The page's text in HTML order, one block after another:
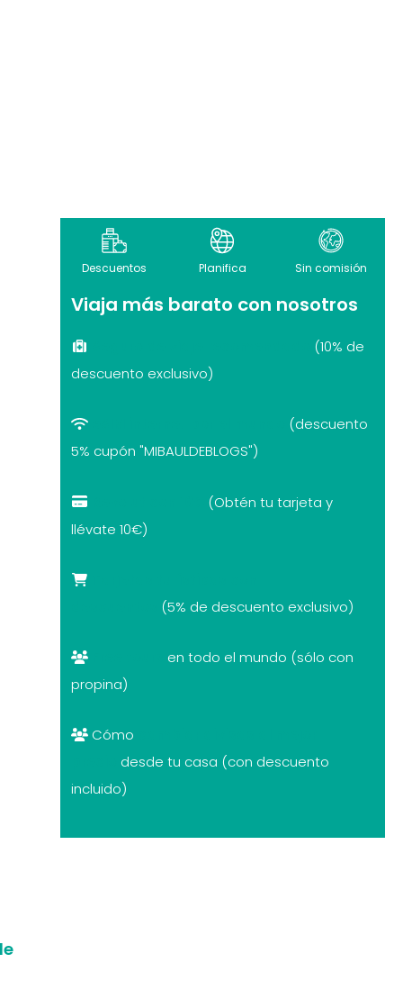
Descuentos Planifica Sin comisión
Viaja más barato con nosotros
(10% de
descuento exclusivo)
(descuento
5% cupón "MIBAULDEBLOGS")
(Obtén tu tarjeta y
llévate 10€)
(5% de descuento exclusivo)
en todo el mundo (sólo con
propina)
Cómo
desde tu casa (con descuento
incluido)